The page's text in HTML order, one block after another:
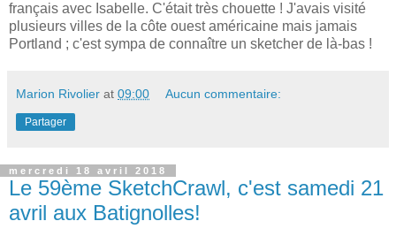
français avec Isabelle. C'était très chouette ! J'avais visité
plusieurs villes de la côte ouest américaine mais jamais
Portland ; c'est sympa de connaître un sketcher de là-bas !
Marion Rivolier at 09:00 Aucun commentaire:
Partager
mercredi 18 avril 2018
Le 59ème SketchCrawl, c'est samedi 21
avril aux Batignolles!